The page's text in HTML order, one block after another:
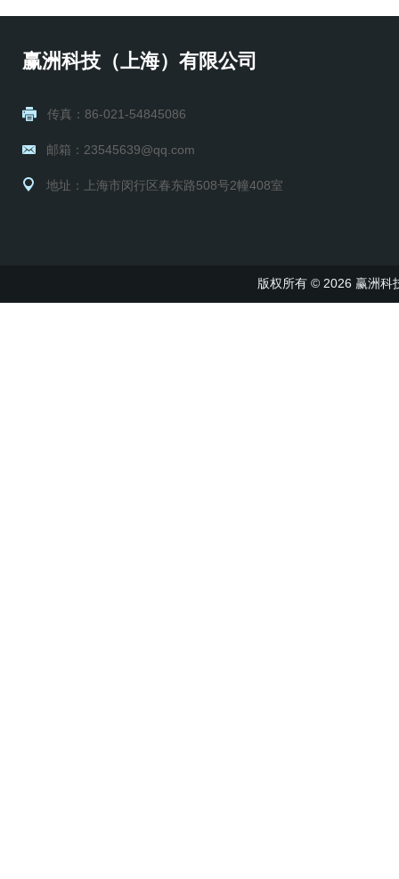
赢洲科技（上海）有限公司
传真：86-021-54845086
邮箱：23545639@qq.com
地址：上海市闵行区春东路508号2幢408室
版权所有 © 2026 赢洲